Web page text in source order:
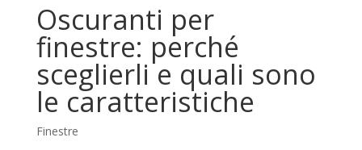
Oscuranti per
finestre: perché
sceglierli e quali sono
le caratteristiche
Finestre